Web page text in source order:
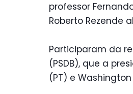
professor
Roberto Rezende
Participaram da
(PSDB), que a
(PT) e